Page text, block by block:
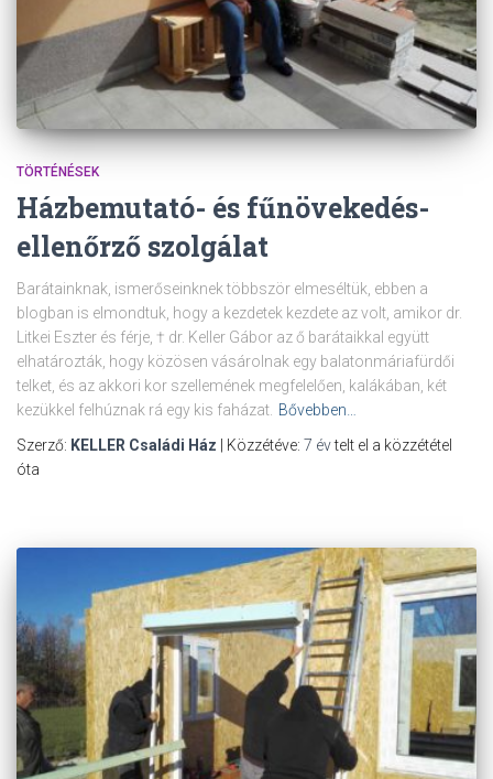
TÖRTÉNÉSEK
Házbemutató- és fűnövekedés-
ellenőrző szolgálat
Barátainknak, ismerőseinknek többször elmeséltük, ebben a
blogban is elmondtuk, hogy a kezdetek kezdete az volt, amikor dr.
Litkei Eszter és férje, † dr. Keller Gábor az ő barátaikkal együtt
elhatározták, hogy közösen vásárolnak egy balatonmáriafürdői
telket, és az akkori kor szellemének megfelelően, kalákában, két
kezükkel felhúznak rá egy kis faházat. Bővebben…
Szerző: KELLER Családi Ház | Közzétéve: 7 évtelt el a közzététel
óta